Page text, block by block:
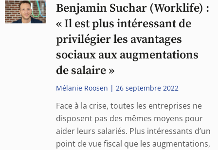
Benjamin Suchar (Worklife) :
« Il est plus intéressant de
privilégier les avantages
sociaux aux augmentations
de salaire »
Mélanie Roosen 26 septembre 2022
Face à la crise, toutes les entreprises ne
disposent pas des mêmes moyens pour
aider leurs salariés. Plus intéressants d’un
point de vue fiscal que les augmentations,